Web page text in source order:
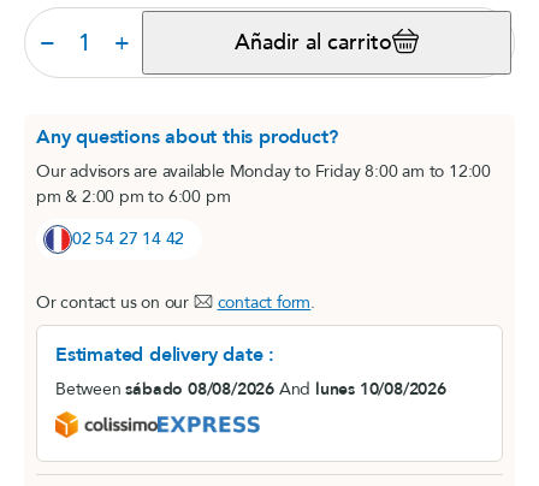
− + Añadir al carrito
Any questions about this product?
Our advisors are available Monday to Friday 8:00 am to 12:00
pm & 2:00 pm to 6:00 pm
02 54 27 14 42
Or contact us on our contact form.
Estimated delivery date :
Betweensábado 08/08/2026 And lunes 10/08/2026